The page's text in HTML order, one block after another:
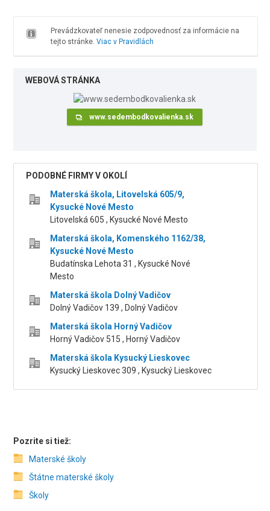
Prevádzkovateľ nenesie zodpovednosť za informácie na
tejto stránke. Viac v Pravidlách
WEBOVÁ STRÁNKA
www.sedembodkovalienka.sk
PODOBNÉ FIRMY V OKOLÍ
Materská škola, Litovelská 605/9,
Kysucké Nové Mesto
Litovelská 605 , Kysucké Nové Mesto
Materská škola, Komenského 1162/38,
Kysucké Nové Mesto
Budatínska Lehota 31 , Kysucké Nové
Mesto
Materská škola Dolný Vadičov
Dolný Vadičov 139 , Dolný Vadičov
Materská škola Horný Vadičov
Horný Vadičov 515 , Horný Vadičov
Materská škola Kysucký Lieskovec
Kysucký Lieskovec 309 , Kysucký Lieskovec
Pozrite si tiež:
Materské školy
Štátne materské školy
Školy